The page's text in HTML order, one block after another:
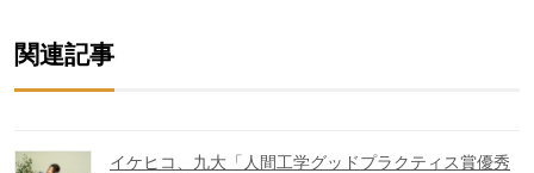
関連記事
イケヒコ、九大「人間工学グッドプラクティス賞優秀